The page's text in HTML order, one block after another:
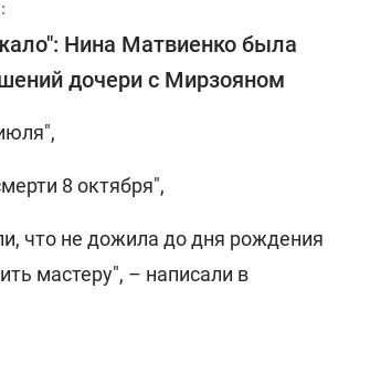
Нина Матвиенко была
дочери с Мирзояном
8 октября",
что не дожила до дня рождения
мастеру", – написали в